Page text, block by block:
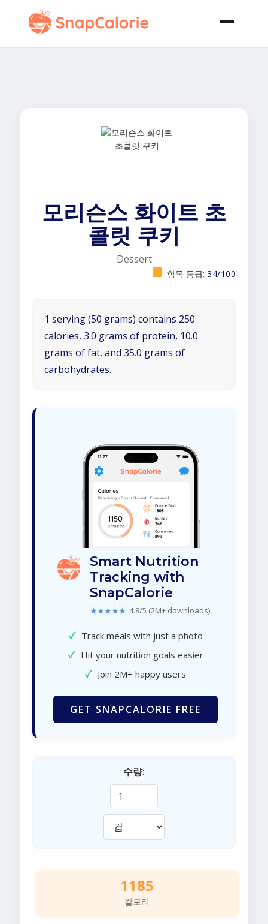
모리슨스 화이트 초
콜릿 쿠키
Dessert
항목 등급: 34/100
1 serving (50 grams) contains 250
calories, 3.0 grams of protein, 10.0
grams of fat, and 35.0 grams of
carbohydrates.
Smart Nutrition
Tracking with
SnapCalorie
★★★★★ 4.8/5 (2M+ downloads)
✓ Track meals with just a photo
✓ Hit your nutrition goals easier
✓ Join 2M+ happy users
GET SNAPCALORIE FREE
수량:
1185
칼로리